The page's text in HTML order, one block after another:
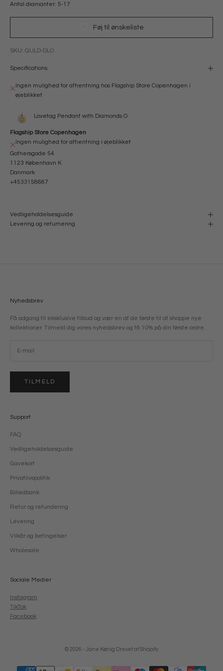
Antal diamanter: 5-17
Føj til ønskeliste
SKU: GULD-DLO
Specifications
Ingen mulighed for afhentning hos Flagship Store Copenhagen i
øjeblikket
Lovetag Pendant with Diamonds O
Flagship Store Copenhagen
Ingen mulighed for afhentning i øjeblikket
Gothersgade 54
1123 København K
Danmark
+4533158687
Vedligeholdelsesguide
Levering og returnering
Nyhedsbrev
Få adgang til eksklusive tilbud og vær en af de første til at shoppe nye
kollektioner. Tilmeld dig vores nyhedsbrev og få 10% på din første ordre.
TILMELD
Support
FAQ
Vedligeholdelsesguide
Gavekort
Privatlivspolitik
Billedbank
Retur og refundering
Levering
Vilkår og betingelser
Wholesale
Sociale Medier
Instagram
TikTok
Facebook
© 2026 - Jane Kønig Drevet af Shopify